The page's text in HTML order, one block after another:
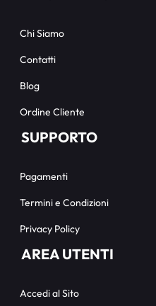
Chi Siamo
Contatti
Blog
Ordine Cliente
SUPPORTO
Pagamenti
Termini e Condizioni
Privacy Policy
AREA UTENTI
Accedi al Sito